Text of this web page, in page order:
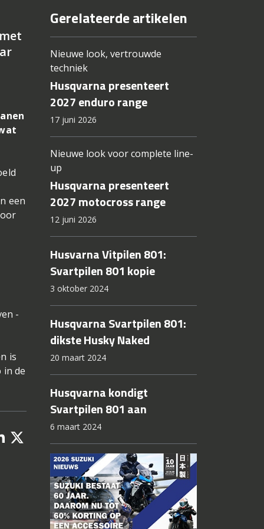
een
-
is
in de
Gerelateerde artikelen
Nieuwe look, vertrouwde
techniek
Husqvarna presenteert
2027 enduro range
17 juni 2026
Nieuwe look voor complete line-
up
Husqvarna presenteert
2027 motocross range
12 juni 2026
Husvarna Vitpilen 801:
Svartpilen 801 kopie
3 oktober 2024
Husqvarna Svartpilen 801:
dikste Husky Naked
20 maart 2024
Husqvarna kondigt
Svartpilen 801 aan
6 maart 2024